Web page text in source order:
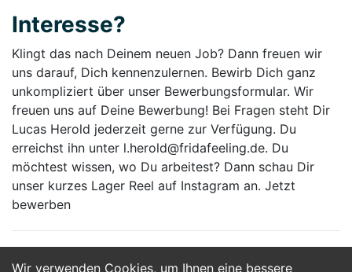
Wir verwenden Cookies, um Ihnen eine bessere
Interesse?
Klingt das nach Deinem neuen Job? Dann freuen wir
uns darauf, Dich kennenzulernen. Bewirb Dich ganz
unkompliziert über unser Bewerbungsformular. Wir
freuen uns auf Deine Bewerbung! Bei Fragen steht Dir
Lucas Herold jederzeit gerne zur Verfügung. Du
erreichst ihn unter l.herold@fridafeeling.de. Du
möchtest wissen, wo Du arbeitest? Dann schau Dir
unser kurzes Lager Reel auf Instagram an. Jetzt
bewerben